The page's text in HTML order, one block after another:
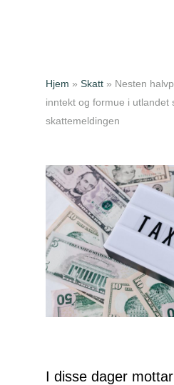
Hjem » Skatt » Nesten
inntekt og formue i utlandet
skattemeldingen
I disse dager